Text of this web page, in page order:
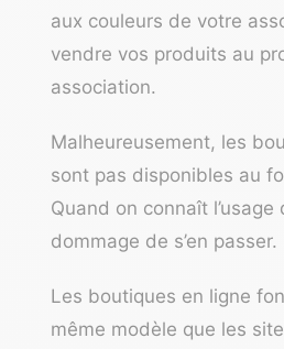
aux couleurs de votre
vendre vos produits au
association.
Malheureusement, les
sont pas disponibles au
Quand on connaît l’usage
dommage de s’en passer.
Les boutiques en ligne
même modèle que les